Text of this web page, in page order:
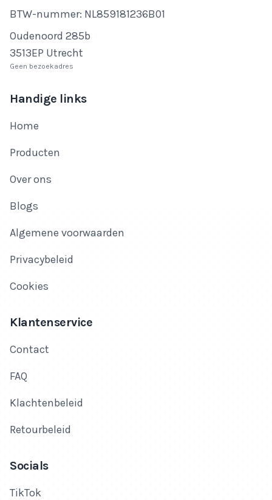
BTW-nummer
BTW-nummer: NL859181236B01
Adres
Oudenoord 285b
3513EP Utrecht
Geen bezoekadres
Handige links
Home
Producten
Over ons
Blogs
Algemene voorwaarden
Privacybeleid
Cookies
Klantenservice
Contact
FAQ
Klachtenbeleid
Retourbeleid
Socials
TikTok